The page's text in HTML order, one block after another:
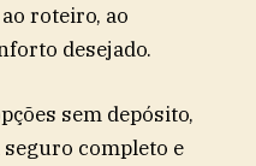
roteiro, ao
desejado.
sem depósito,
completo e